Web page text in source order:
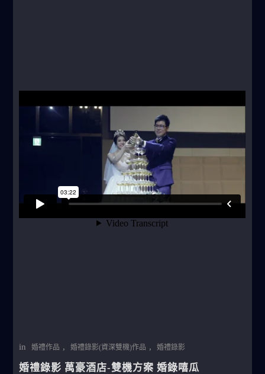
in 婚禮作品 , 婚禮錄影(資深雙機)作品 , 婚禮錄影
婚禮錄影 萬豪酒店-雙機方案 婚錄嘻瓜